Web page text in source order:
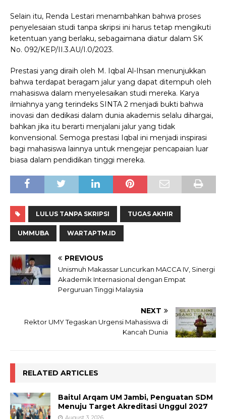
Selain itu, Renda Lestari menambahkan bahwa proses
penyelesaian studi tanpa skripsi ini harus tetap mengikuti
ketentuan yang berlaku, sebagaimana diatur dalam SK
No. 092/KEP/II.3.AU/I.0/2023.
Prestasi yang diraih oleh M. Iqbal Al-Ihsan menunjukkan
bahwa terdapat beragam jalur yang dapat ditempuh oleh
mahasiswa dalam menyelesaikan studi mereka. Karya
ilmiahnya yang terindeks SINTA 2 menjadi bukti bahwa
inovasi dan dedikasi dalam dunia akademis selalu dihargai,
bahkan jika itu berarti menjalani jalur yang tidak
konvensional. Semoga prestasi Iqbal ini menjadi inspirasi
bagi mahasiswa lainnya untuk mengejar pencapaian luar
biasa dalam pendidikan tinggi mereka.
LULUS TANPA SKRIPSI TUGAS AKHIR
UMMUBA WARTAPTM.ID
PREVIOUS
Unismuh Makassar Luncurkan MACCA IV, Sinergi
Akademik Internasional dengan Empat
Perguruan Tinggi Malaysia
NEXT
Rektor UMY Tegaskan Urgensi Mahasiswa di
Kancah Dunia
RELATED ARTICLES
Baitul Arqam UM Jambi, Penguatan SDM
Menuju Target Akreditasi Unggul 2027